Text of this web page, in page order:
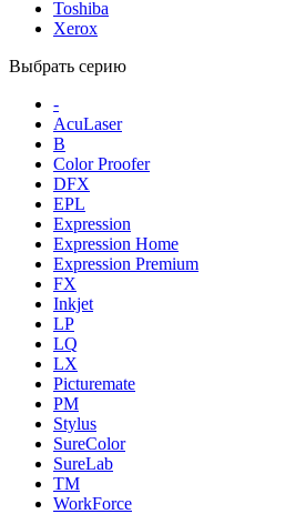
Toshiba
Xerox
Выбрать серию
-
AcuLaser
B
Color Proofer
DFX
EPL
Expression
Expression Home
Expression Premium
FX
Inkjet
LP
LQ
LX
Picturemate
PM
Stylus
SureColor
SureLab
TM
WorkForce